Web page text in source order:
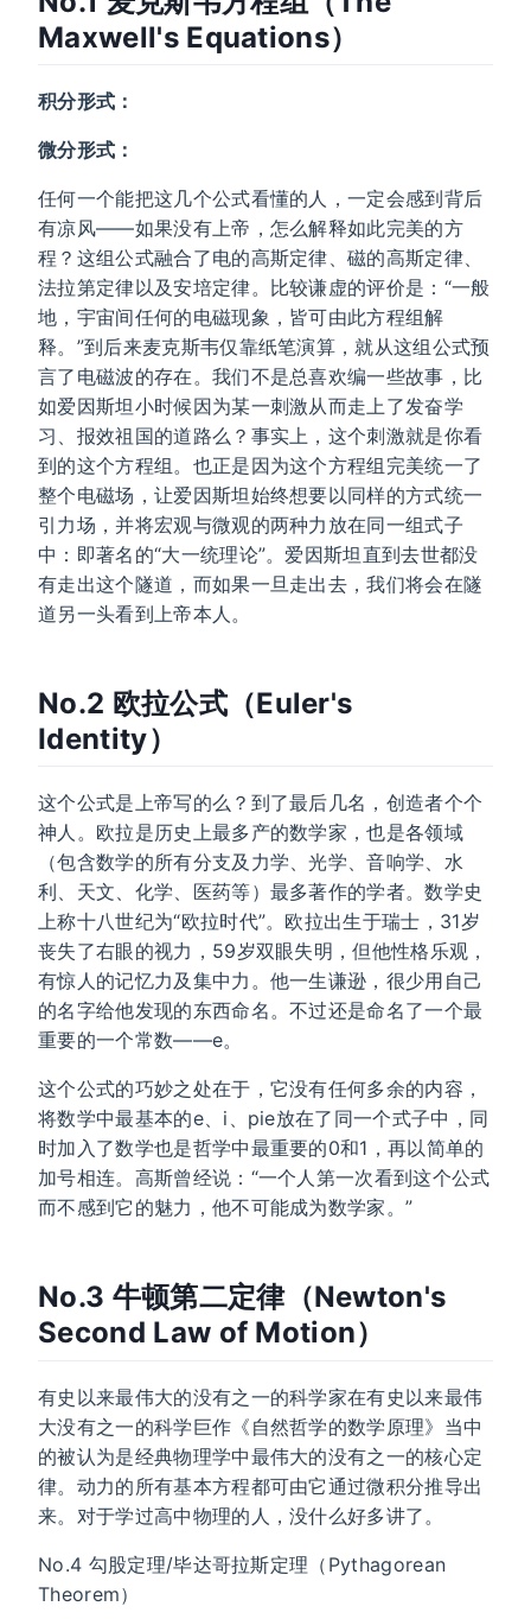
Maxwell's Equations）
积分形式：
微分形式：
任何一个能把这几个公式看懂的人，一定会感到背后
有凉风——如果没有上帝，怎么解释如此完美的方
程？这组公式融合了电的高斯定律、磁的高斯定律、
法拉第定律以及安培定律。比较谦虚的评价是：“一般
地，宇宙间任何的电磁现象，皆可由此方程组解
释。”到后来麦克斯韦仅靠纸笔演算，就从这组公式预
言了电磁波的存在。我们不是总喜欢编一些故事，比
如爱因斯坦小时候因为某一刺激从而走上了发奋学
习、报效祖国的道路么？事实上，这个刺激就是你看
到的这个方程组。也正是因为这个方程组完美统一了
整个电磁场，让爱因斯坦始终想要以同样的方式统一
引力场，并将宏观与微观的两种力放在同一组式子
中：即著名的“大一统理论”。爱因斯坦直到去世都没
有走出这个隧道，而如果一旦走出去，我们将会在隧
道另一头看到上帝本人。
No.2 欧拉公式（Euler's
Identity）
这个公式是上帝写的么？到了最后几名，创造者个个
神人。欧拉是历史上最多产的数学家，也是各领域
（包含数学的所有分支及力学、光学、音响学、水
利、天文、化学、医药等）最多著作的学者。数学史
上称十八世纪为“欧拉时代”。欧拉出生于瑞士，31岁
丧失了右眼的视力，59岁双眼失明，但他性格乐观，
有惊人的记忆力及集中力。他一生谦逊，很少用自己
的名字给他发现的东西命名。不过还是命名了一个最
重要的一个常数——e。
这个公式的巧妙之处在于，它没有任何多余的内容，
将数学中最基本的e、i、pie放在了同一个式子中，同
时加入了数学也是哲学中最重要的0和1，再以简单的
加号相连。高斯曾经说：“一个人第一次看到这个公式
而不感到它的魅力，他不可能成为数学家。”
No.3 牛顿第二定律（Newton's
Second Law of Motion）
有史以来最伟大的没有之一的科学家在有史以来最伟
大没有之一的科学巨作《自然哲学的数学原理》当中
的被认为是经典物理学中最伟大的没有之一的核心定
律。动力的所有基本方程都可由它通过微积分推导出
来。对于学过高中物理的人，没什么好多讲了。
No.4 勾股定理/毕达哥拉斯定理（Pythagorean
Theorem）